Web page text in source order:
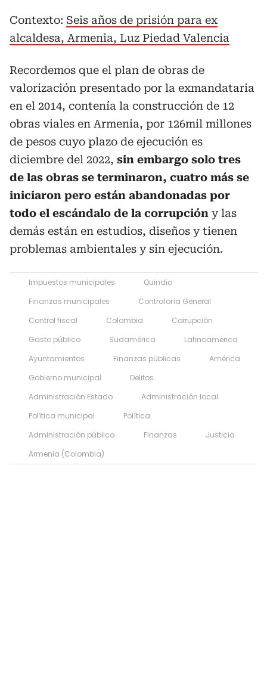
Contexto: Seis años de prisión para ex
alcaldesa, Armenia, Luz Piedad Valencia
Recordemos que el plan de obras de
valorización presentado por la exmandataria
en el 2014, contenía la construcción de 12
obras viales en Armenia, por 126mil millones
de pesos cuyo plazo de ejecución es
diciembre del 2022, sin embargo solo tres
de las obras se terminaron, cuatro más se
iniciaron pero están abandonadas por
todo el escándalo de la corrupción y las
demás están en estudios, diseños y tienen
problemas ambientales y sin ejecución.
Impuestos municipales
Quindio
Finanzas municipales
Contraloría General
Control fiscal
Colombia
Corrupción
Gasto público
Sudamérica
Latinoamérica
Ayuntamientos
Finanzas públicas
América
Gobierno municipal
Delitos
Administración Estado
Administración local
Política municipal
Política
Administración pública
Finanzas
Justicia
Armenia (Colombia)